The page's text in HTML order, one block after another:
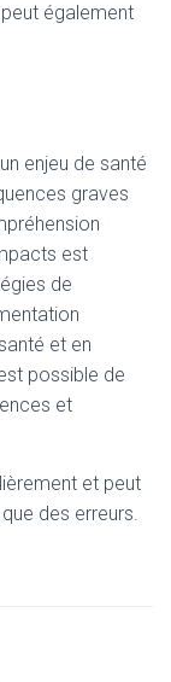
également
enjeu de santé
graves
est
de
et en
possible de
et
et peut
des erreurs.